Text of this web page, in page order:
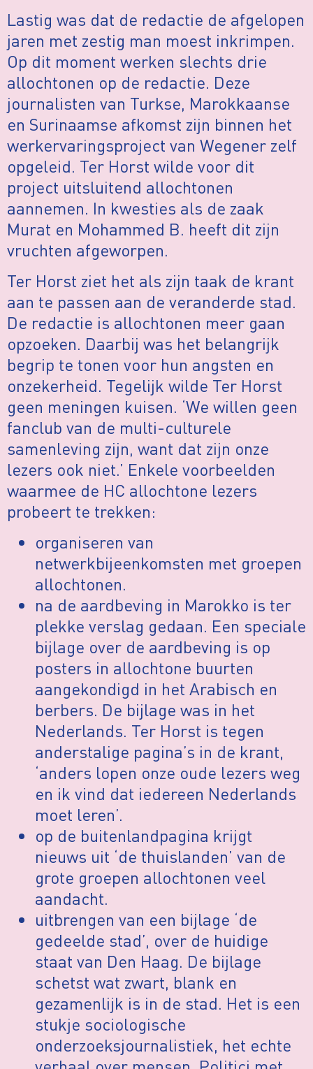
Lastig was dat de redactie de afgelopen
jaren met zestig man moest inkrimpen.
Op dit moment werken slechts drie
allochtonen op de redactie. Deze
journalisten van Turkse, Marokkaanse
en Surinaamse afkomst zijn binnen het
werkervaringsproject van Wegener zelf
opgeleid. Ter Horst wilde voor dit
project uitsluitend allochtonen
aannemen. In kwesties als de zaak
Murat en Mohammed B. heeft dit zijn
vruchten afgeworpen.
Ter Horst ziet het als zijn taak de krant
aan te passen aan de veranderde stad.
De redactie is allochtonen meer gaan
opzoeken. Daarbij was het belangrijk
begrip te tonen voor hun angsten en
onzekerheid. Tegelijk wilde Ter Horst
geen meningen kuisen. ‘We willen geen
fanclub van de multi-culturele
samenleving zijn, want dat zijn onze
lezers ook niet.’ Enkele voorbeelden
waarmee de HC allochtone lezers
probeert te trekken:
organiseren van
netwerkbijeenkomsten met groepen
allochtonen.
na de aardbeving in Marokko is ter
plekke verslag gedaan. Een speciale
bijlage over de aardbeving is op
posters in allochtone buurten
aangekondigd in het Arabisch en
berbers. De bijlage was in het
Nederlands. Ter Horst is tegen
anderstalige pagina’s in de krant,
‘anders lopen onze oude lezers weg
en ik vind dat iedereen Nederlands
moet leren’.
op de buitenlandpagina krijgt
nieuws uit ‘de thuislanden’ van de
grote groepen allochtonen veel
aandacht.
uitbrengen van een bijlage ‘de
gedeelde stad’, over de huidige
staat van Den Haag. De bijlage
schetst wat zwart, blank en
gezamenlijk is in de stad. Het is een
stukje sociologische
onderzoeksjournalistiek, het echte